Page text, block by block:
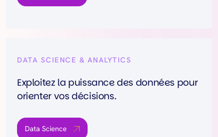
DATA SCIENCE & ANALYTICS
Exploitez la puissance des données pour
orienter vos décisions.
Data Science